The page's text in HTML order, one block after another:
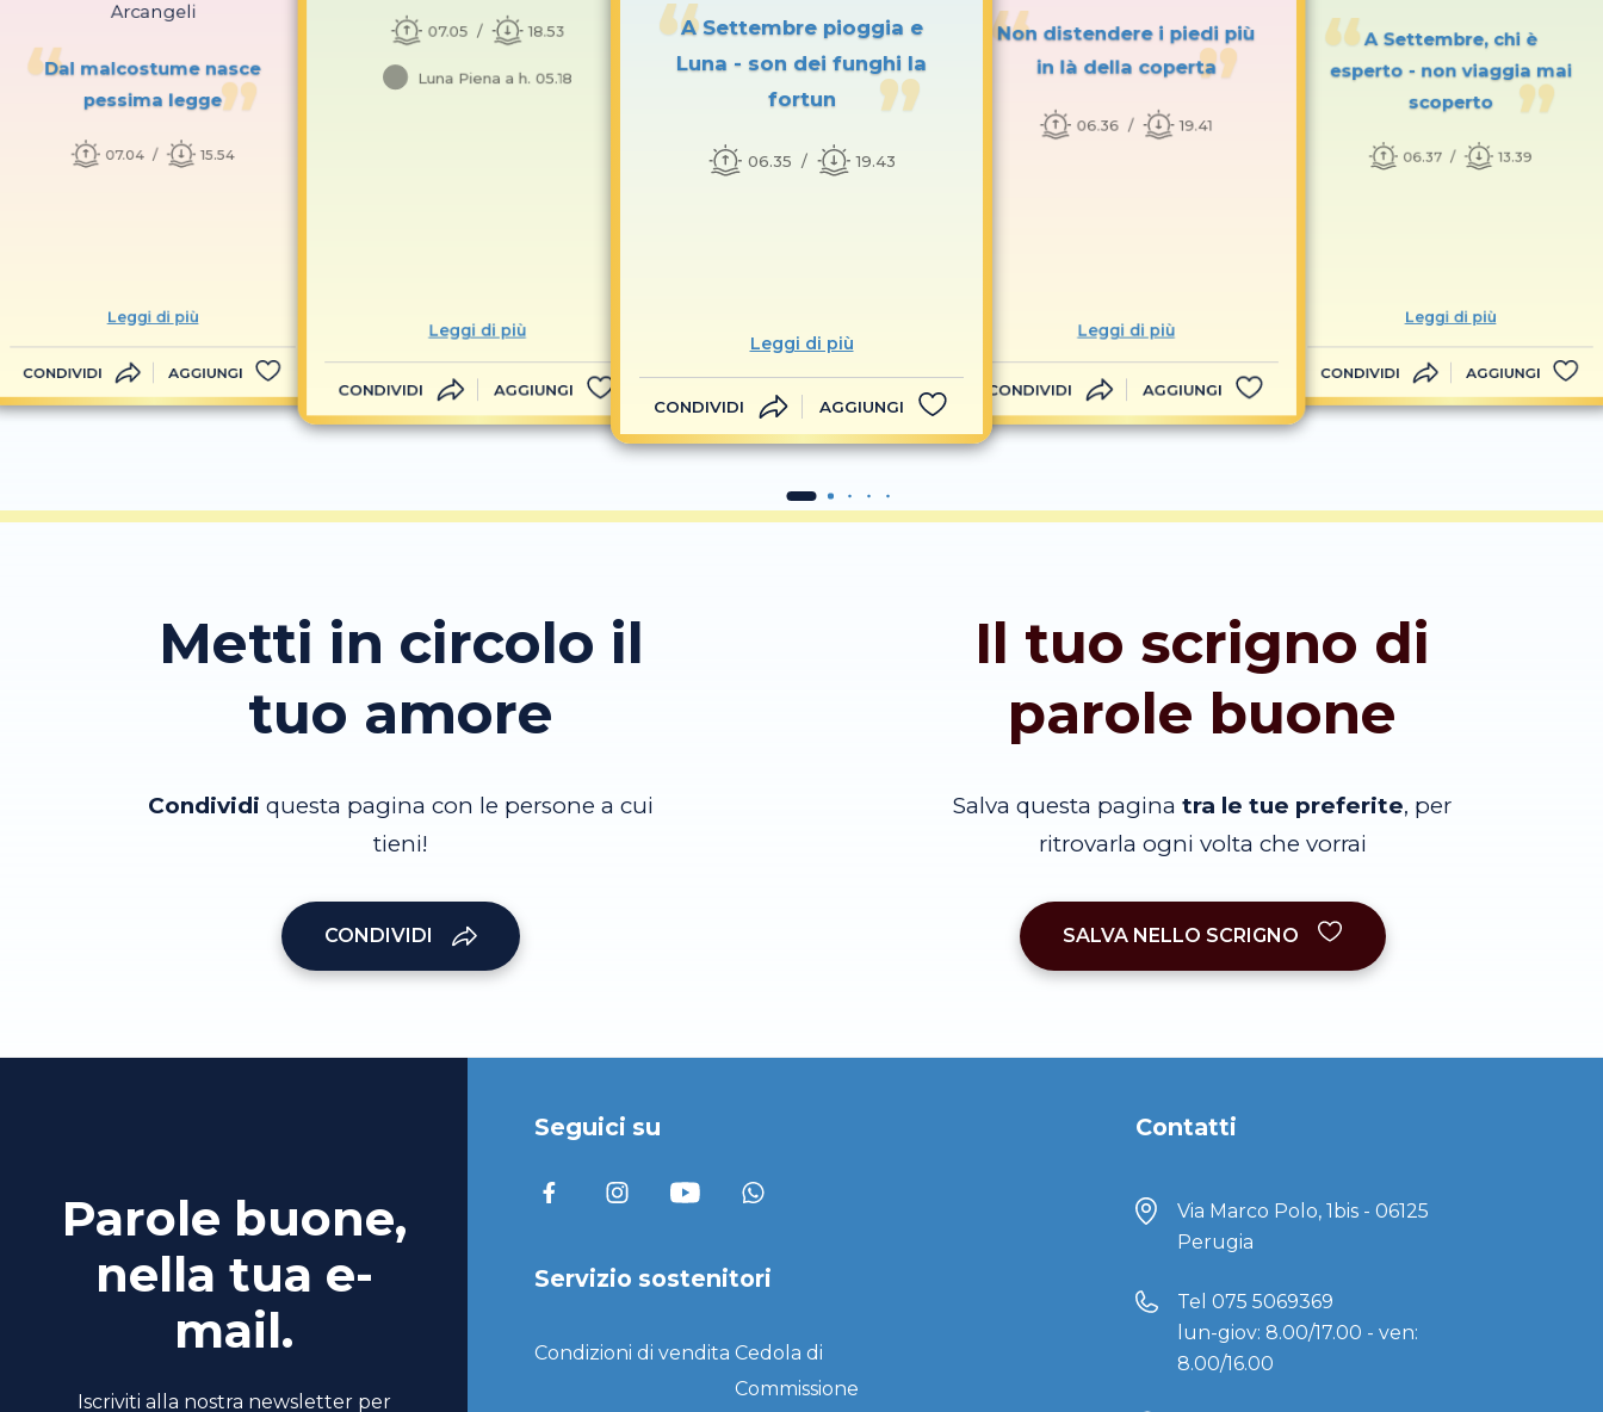
Arcangeli
Dal malcostume nasce
pessima legge
07.04 15.54
Leggi di più
CONDIVIDI AGGIUNGI
07.05 18.53
Luna Piena a h. 05.18
Leggi di più
CONDIVIDI AGGIUNGI
A Settembre pioggia e
Luna - son dei funghi la
fortun
06.35 19.43
Leggi di più
CONDIVIDI AGGIUNGI
Non distendere i piedi più
in là della coperta
06.36 19.41
Leggi di più
CONDIVIDI AGGIUNGI
A Settembre, chi è
esperto - non viaggia mai
scoperto
06.37 13.39
Leggi di più
CONDIVIDI AGGIUNGI
Metti in circolo il
tuo amore
Condividi questa pagina con le persone a cui
tieni!
CONDIVIDI
Il tuo scrigno di
parole buone
Salva questa pagina tra le tue preferite, per
ritrovarla ogni volta che vorrai
SALVA NELLO SCRIGNO
Parole buone,
nella tua e-
mail.
Iscriviti alla nostra newsletter per
Seguici su
Servizio sostenitori
Condizioni di vendita Cedola di
Commissione
Contatti
Via Marco Polo, 1bis - 06125
Perugia
Tel 075 5069369
lun-giov: 8.00/17.00 - ven:
8.00/16.00